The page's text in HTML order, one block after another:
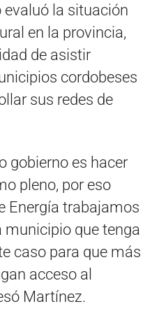
evaluó la situación
en la provincia,
de asistir
cordobeses
sus redes de
gobierno es hacer
pleno, por eso
Energía trabajamos
municipio que tenga
caso para que más
acceso al
Martínez.